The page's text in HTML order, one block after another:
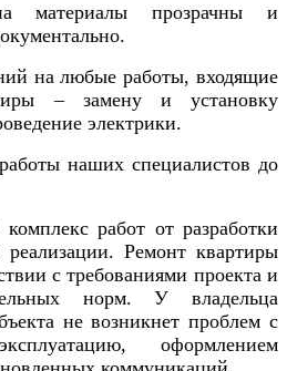
материалы прозрачны и
на любые работы, входящие
– замену и установку
электрики.
работы наших специалистов до
работ от разработки
Ремонт квартиры
с требованиями проектаи
норм. У владельца
не возникнет проблем с
оформлением